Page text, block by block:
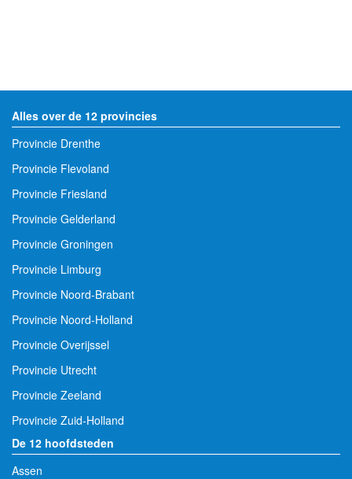
Alles over de 12 provincies
Provincie Drenthe
Provincie Flevoland
Provincie Friesland
Provincie Gelderland
Provincie Groningen
Provincie Limburg
Provincie Noord-Brabant
Provincie Noord-Holland
Provincie Overijssel
Provincie Utrecht
Provincie Zeeland
Provincie Zuid-Holland
De 12 hoofdsteden
Assen